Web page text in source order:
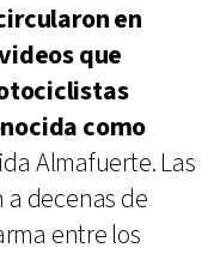
en
que
como
Almafuerte. Las
decenas de
entre los